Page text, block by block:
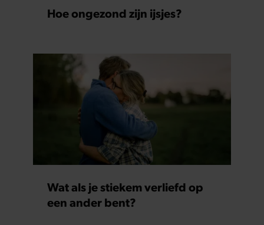
Hoe ongezond zijn ijsjes?
Wat als je stiekem verliefd op
een ander bent?